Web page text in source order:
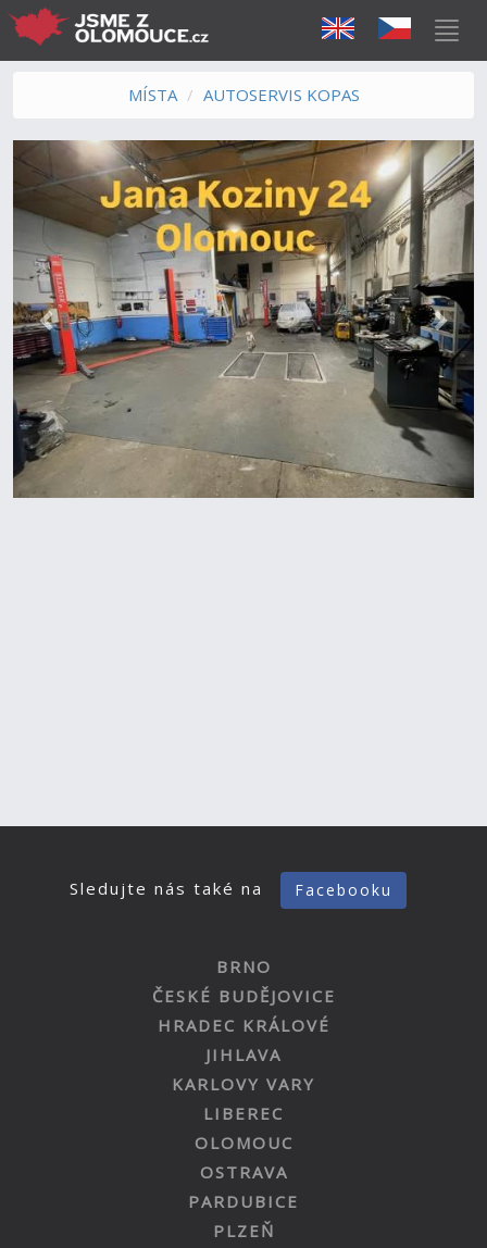
MÍSTA AUTOSERVIS KOPAS
Předchozí Další
Sledujte nás také na Facebooku
BRNO
ČESKÉ BUDĚJOVICE
HRADEC KRÁLOVÉ
JIHLAVA
KARLOVY VARY
LIBEREC
OLOMOUC
OSTRAVA
PARDUBICE
PLZEŇ